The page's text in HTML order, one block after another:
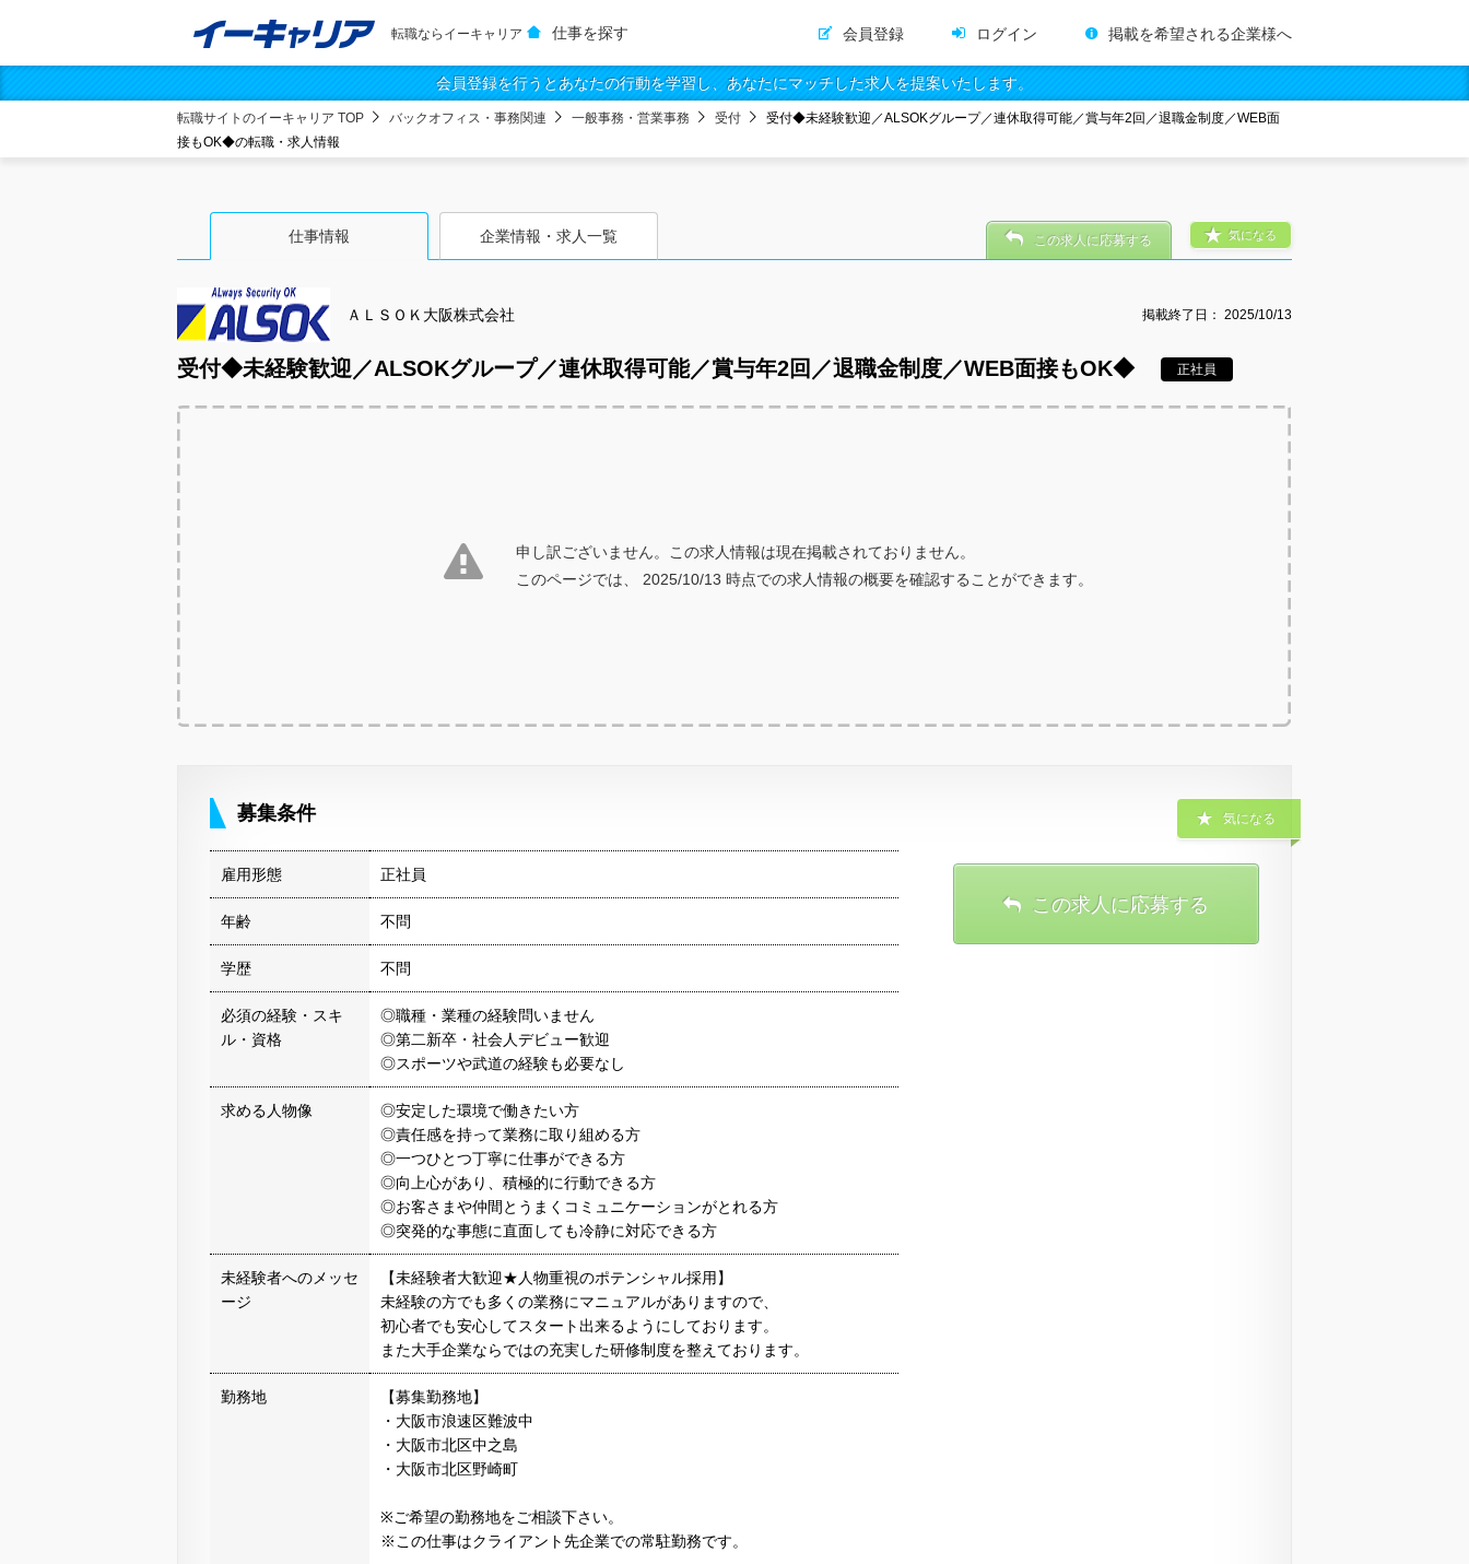
転職ならイーキャリア 仕事を探す 会員登録 ログイン 掲載を希望される企業様へ
会員登録を行うとあなたの行動を学習し、あなたにマッチした求人を提案いたします。
転職サイトのイーキャリア TOP バックオフィス・事務関連 一般事務・営業事務 受付
受付◆未経験歓迎／ALSOKグループ／連休取得可能／賞与年2回／退職金制度／WEB面
接もOK◆の転職・求人情報
仕事情報 企業情報・求人一覧
ＡＬＳＯＫ大阪株式会社 掲載終了日： 2025/10/13
受付◆未経験歓迎／ALSOKグループ／連休取得可能／賞与年2回／退職金制度／WEB面接もOK◆ 正社員
気になる
この求人に応募する
申し訳ございません。この求人情報は現在掲載されておりません。
このページでは、 2025/10/13 時点での求人情報の概要を確認することができます。
募集条件
雇用形態 正社員
年齢 不問
学歴 不問
必須の経験・スキ
ル・資格
◎職種・業種の経験問いません
◎第二新卒・社会人デビュー歓迎
◎スポーツや武道の経験も必要なし
求める人物像
◎安定した環境で働きたい方
◎責任感を持って業務に取り組める方
◎一つひとつ丁寧に仕事ができる方
◎向上心があり、積極的に行動できる方
◎お客さまや仲間とうまくコミュニケーションがとれる方
◎突発的な事態に直面しても冷静に対応できる方
未経験者へのメッセ
ージ
【未経験者大歓迎★人物重視のポテンシャル採用】
未経験の方でも多くの業務にマニュアルがありますので、
初心者でも安心してスタート出来るようにしております。
また大手企業ならではの充実した研修制度を整えております。
勤務地
【募集勤務地】
・大阪市浪速区難波中
・大阪市北区中之島
・大阪市北区野崎町
※ご希望の勤務地をご相談下さい。
※この仕事はクライアント先企業での常駐勤務です。
気になる
この求人に応募する